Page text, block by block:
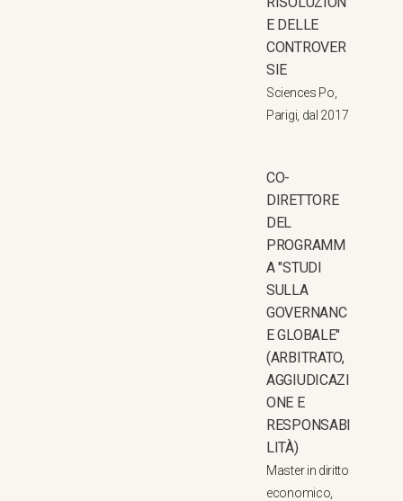
E DELLE
CONTROVER
SIE
Sciences Po,
Parigi, dal 2017
CO-
DIRETTORE
DEL
PROGRAMM
A "STUDI
SULLA
GOVERNANC
E GLOBALE"
(ARBITRATO,
AGGIUDICAZI
ONE E
RESPONSABI
LITÀ)
Master in diritto
economico,